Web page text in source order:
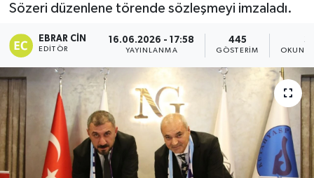
Sözeri düzenlene törende sözleşmeyi imzaladı.
EBRAR CIN
EDITÖR
16.06.2026 - 17:58
YAYINLANMA
445
GÖSTERIM
3
Eğitim
Ekonomi
Emet